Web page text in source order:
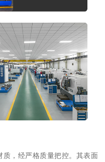
，经严格质量把控。其表面